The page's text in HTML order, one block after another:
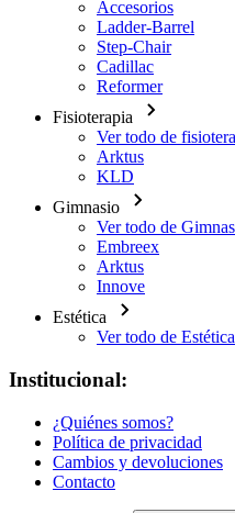
Accesorios
Ladder-Barrel
Step-Chair
Cadillac
Reformer
Fisioterapia
Ver todo de
Arktus
KLD
Gimnasio
Ver todo de
Embreex
Arktus
Innove
Estética
Ver todo de Estética
Institucional:
¿Quiénes somos?
Política de privacidad
Cambios y devoluciones
Contacto